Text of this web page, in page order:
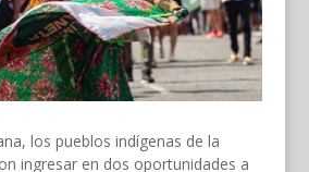
los pueblos indígenas de la
ingresar en dos oportunidades a